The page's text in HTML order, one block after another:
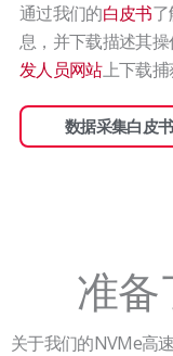
通过我们的白皮书
息，并下载描述其
发人员网站上下载捕
数据采集白皮
准备
关于我们的NVMe高